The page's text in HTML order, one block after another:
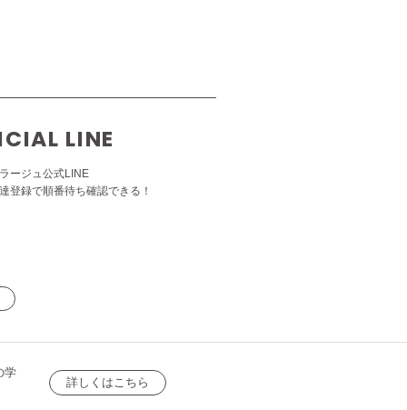
LINE
ージュ公式LINE
登録で順番待ち確認できる！
学
詳しくはこちら